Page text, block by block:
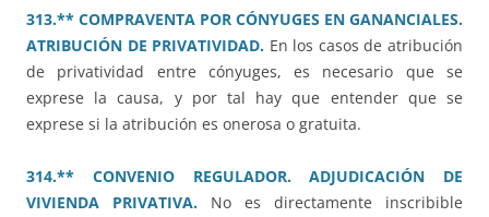
313.** COMPRAVENTA POR CÓNYUGES EN GANANCIALES.
ATRIBUCIÓN DE PRIVATIVIDAD. En los casos de atribución
de privatividad entre cónyuges, es necesario que se
exprese la causa, y por tal hay que entender que se
exprese si la atribución es onerosa o gratuita.
314.** CONVENIO REGULADOR. ADJUDICACIÓN DE
VIVIENDA PRIVATIVA. No es directamente inscribible